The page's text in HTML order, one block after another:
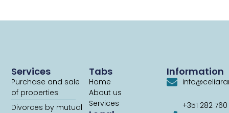
Tabs
Home
About us
Services
Services
Purchase and sale
of properties
Divorces by mutual
Information
+351 282